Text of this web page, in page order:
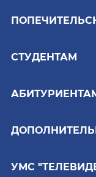
СТУДЕНТАМ
УМС